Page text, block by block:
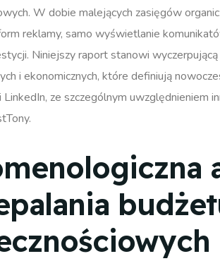
W dobie malejących zasięgów
reklamy, samo wyświetlanie
Niniejszy raport stanowi
i ekonomicznych, które definiują
LinkedIn, ze szczególnym uwzględnieniem